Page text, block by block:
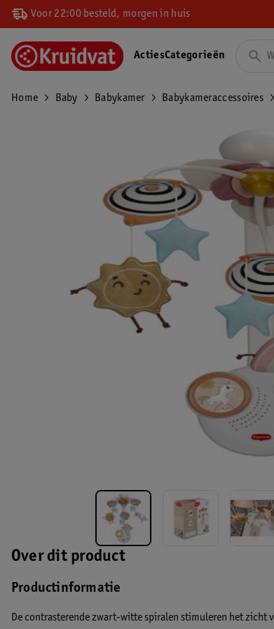
Voor 22:00 besteld, morgen in huis
ActiesCategorieën
Home Baby Babykamer Babykameraccessoires
Over dit product
Productinformatie
De contrasterende zwart-witte spiralen stimuleren het zicht